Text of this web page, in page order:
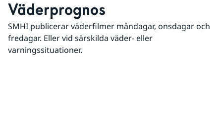
Väderprognos
SMHI publicerar väderfilmer måndagar, onsdagar och
fredagar. Eller vid särskilda väder- eller
varningssituationer.